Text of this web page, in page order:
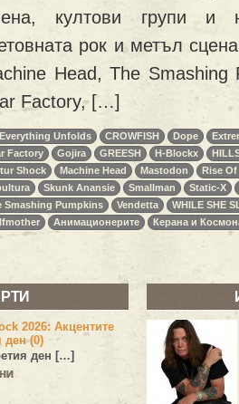
култови групи и
рок и метъл
Head, The Smashing
Factory, […]
Unfolds CROWFISH Dope
Factory
Gojira GREESH H-Blockx
Shock
Machine Head Mastodon
Rise
Skunk Anansie Smallman
Static-X
Smashing Pumpkins
Vendetta
WHILE SHE
Анимационерите Керана и
2026: Акцентите
ден (0)
ден […]